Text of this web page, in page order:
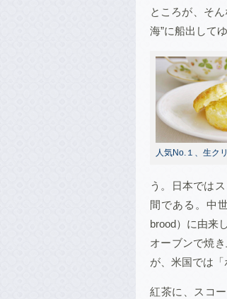
ところが、そ
海”に船出して
人気No.１、生ク
う。日本では
間である。中
brood）に由来
オーブンで焼
が、米国では
紅茶に、スコ